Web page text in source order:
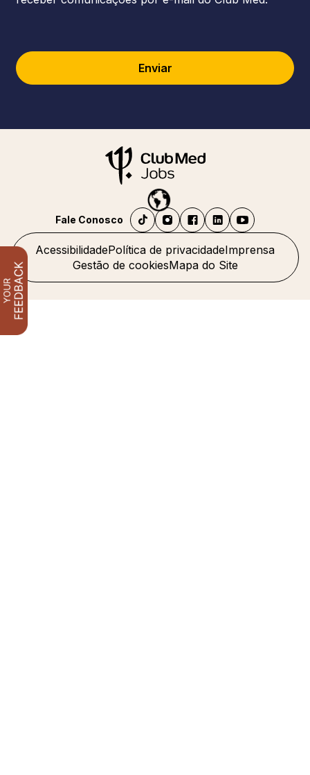
Enviar
AcessibilidadePolítica de privacidadeImprensa
Gestão de cookiesMapa do Site
Fale Conosco